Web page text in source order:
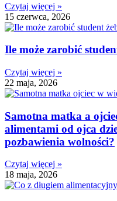
Czytaj więcej »
15 czerwca, 2026
Ile może zarobić
Czytaj więcej »
22 maja, 2026
Samotna matka a
alimentami od ojca
pozbawienia wolności?
Czytaj więcej »
18 maja, 2026